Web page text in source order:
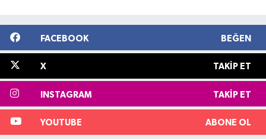
FACEBOOK BEĞEN
X TAKIP ET
INSTAGRAM TAKIP ET
YOUTUBE ABONE OL